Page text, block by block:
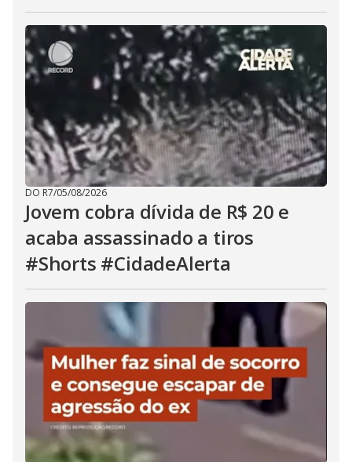
DO R7/05/08/2026
Jovem cobra dívida de R$ 20 e
acaba assassinado a tiros
#Shorts #CidadeAlerta